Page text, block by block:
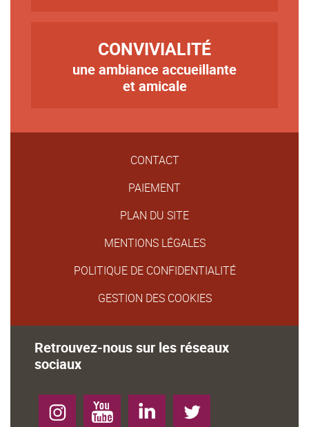
CONVIVIALITÉ
Texteune ambiance accueillante
et amicale
CONTACT
PAIEMENT
PLAN DU SITE
MENTIONS LÉGALES
POLITIQUE DE CONFIDENTIALITÉ
GESTION DES COOKIES
Retrouvez-nous sur les réseaux
sociaux
InstagramYouTube LinkedIn Twitter